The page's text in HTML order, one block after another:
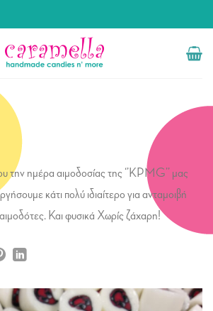
την ημέρα αιμοδοσίας της ‘’KPMG’’ μας
κάτι πολύ ιδιαίτερο για ανταμοιβή
Και φυσικά Χωρίς ζάχαρη!